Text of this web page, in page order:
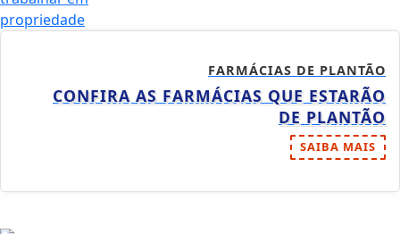
FARMÁCIAS DE PLANTÃO
CONFIRA AS FARMÁCIAS QUE ESTARÃO
DE PLANTÃO
SAIBA MAIS